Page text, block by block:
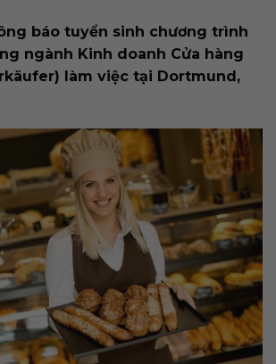
báo tuyển sinh chương trình
ngành Kinh doanh Cửa hàng
làm việc tại Dortmund,